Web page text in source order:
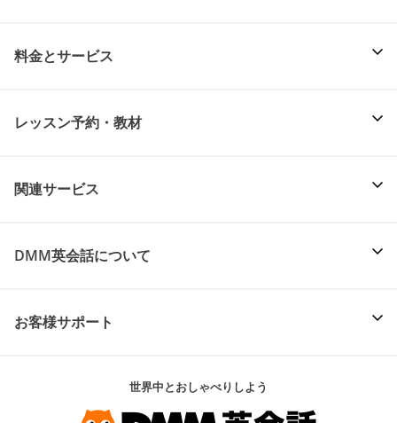
料金とサービス
レッスン予約・教材
関連サービス
DMM英会話について
お客様サポート
世界中とおしゃべりしよう